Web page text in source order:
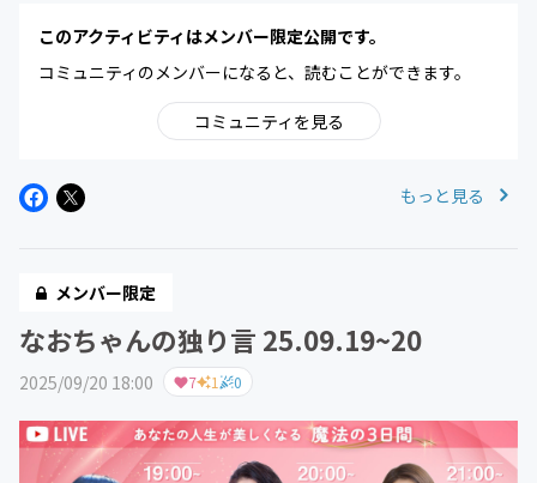
このアクティビティはメンバー限定公開です。
コミュニティのメンバーになると、読むことができます。
コミュニティを見る
もっと見る
メンバー限定
なおちゃんの独り言 25.09.19~20
2025/09/20 18:00 7 1 0